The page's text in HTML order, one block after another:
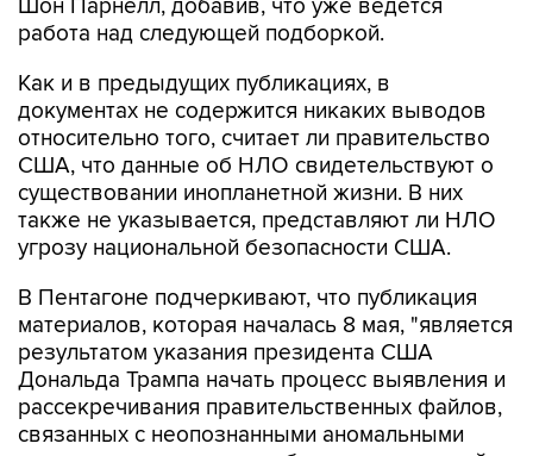
Как и в предыдущих публикациях, в
относительно того, считает ли правительство
США, что данные об НЛО свидетельствуют о
существовании инопланетной жизни. В них
также не указывается, представляют ли НЛО
угрозу национальной безопасности США.
В Пентагоне подчеркивают, что публикация
результатом указания президента США
Дональда Трампа начать процесс выявления и
рассекречивания правительственных файлов,
связанных с неопознанными аномальными
явлениями, в интересах обеспечения полной
прозрачности".